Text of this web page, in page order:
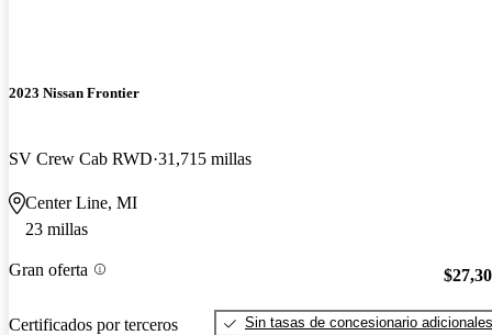
2023 Nissan Frontier
SV Crew Cab RWD 31,715 millas
Center Line, MI
23 millas
Gran oferta
Certificados por terceros
Sin tasas de concesionario adicionales